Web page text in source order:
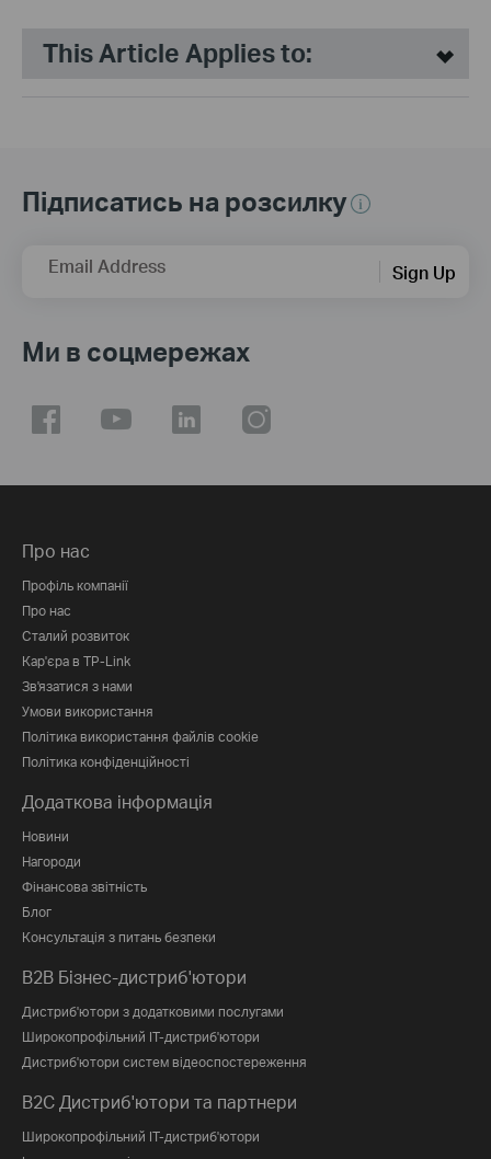
This Article Applies to:
Підписатись на розсилку
Email Address Sign Up
Ми в соцмережах
Про нас
Профіль компанії
Про нас
Сталий розвиток
Кар'єра в TP-Link
Зв'язатися з нами
Умови використання
Політика використання файлів cookie
Політика конфіденційності
Додаткова інформація
Новини
Нагороди
Фінансова звітність
Блог
Консультація з питань безпеки
B2B Бізнес-дистриб'ютори
Дистриб'ютори з додатковими послугами
Широкопрофільний IT-дистриб'ютори
Дистриб'ютори систем відеоспостереження
B2C Дистриб'ютори та партнери
Широкопрофільний IT-дистриб'ютори